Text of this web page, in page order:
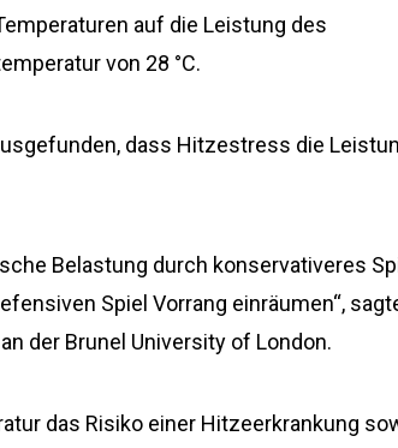
auf die Leistung des
von 28 °C.
dass Hitzestress die
Belastung durch konservativeres
Spiel Vorrang einräumen“,
der Brunel University of London.
das Risiko einer Hitzeerkrankung